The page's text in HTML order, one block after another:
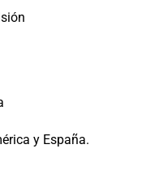
y España.